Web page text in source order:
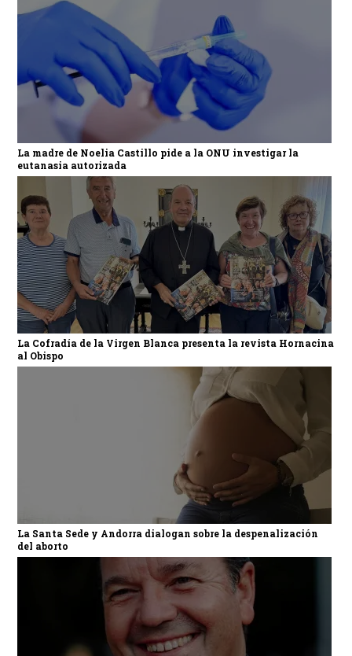
La madre de Noelia Castillo pide a la ONU investigar la
eutanasia autorizada
La Cofradía de la Virgen Blanca presenta la revista Hornacina
al Obispo
La Santa Sede y Andorra dialogan sobre la despenalización
del aborto